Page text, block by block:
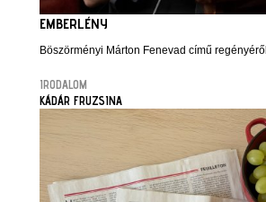
EMBERLÉNY
Böszörményi Márton Fenevad című regényéről
IRODALOM
KÁDÁR FRUZSINA